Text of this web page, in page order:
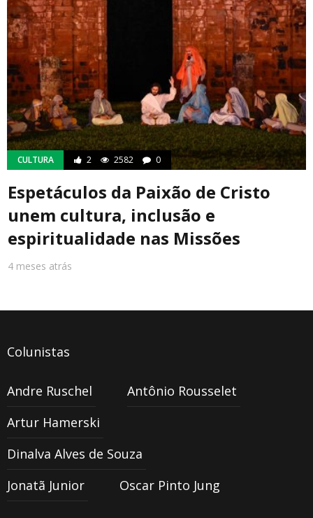
CULTURA 2 2582 0
Espetáculos da Paixão de Cristo
unem cultura, inclusão e
espiritualidade nas Missões
4 meses atrás
Colunistas
Andre Ruschel
Antônio Rousselet
Artur Hamerski
Dinalva Alves de Souza
Jonatã Junior
Oscar Pinto Jung